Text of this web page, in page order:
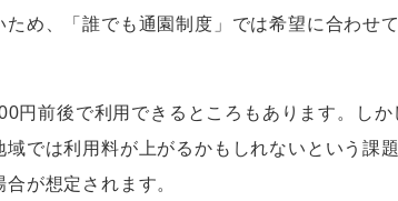
め、「誰でも通園制度」では希望に合わせ
円前後で利用できるところもあります。しか
では利用料が上がるかもしれないという課
が想定されます。